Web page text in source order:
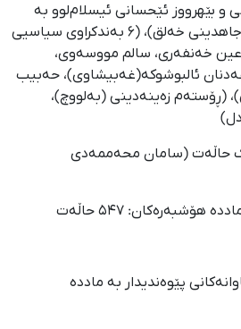
و بێهرووز ئێحسانی ئیسلام‌لوو به
تۆمەتی ئەندامەتی لە موجاهدینی خەلق)، (۶ بەندکراوی سیاسیی
خەنفەری، سالم مووسەوی،
ئالبوشوکه(غەبیشاوی)، حەبیب
(ڕۆستەم زەینەدینی (بەلووچ)،
حاڵەت (سامان محەممەدی
هۆشبەرەکان: ۵۴۷ حاڵەت
پێوەندیدار بە ماددە